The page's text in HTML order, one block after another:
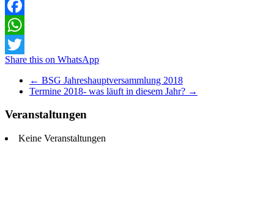
Facebook
WhatsApp
Twitter
Share this on WhatsApp
← BSG Jahreshauptversammlung 2018
Termine 2018- was läuft in diesem Jahr? →
Veranstaltungen
Keine Veranstaltungen